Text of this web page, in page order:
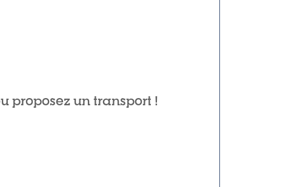
proposez un transport !